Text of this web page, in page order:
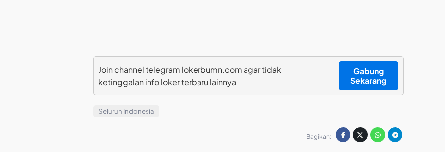
Join channel telegram lokerbumn.com agar tidak
ketinggalan info loker terbaru lainnya
Gabung
Sekarang
Seluruh Indonesia
Bagikan: